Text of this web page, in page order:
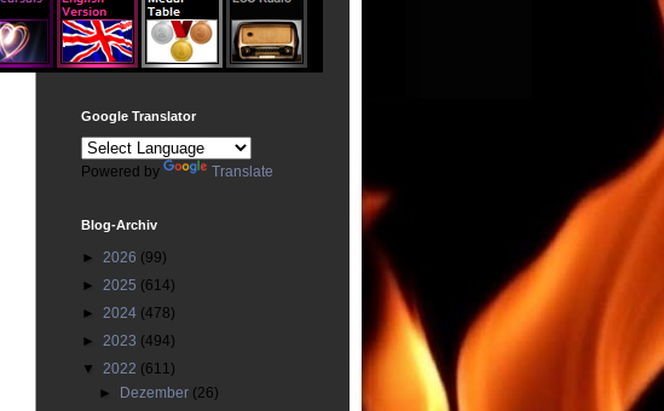
Google Translator
Powered by Translate
Blog-Archiv
► 2026 (99)
► 2025 (614)
► 2024 (478)
► 2023 (494)
▼ 2022 (611)
►
Dezember (26)